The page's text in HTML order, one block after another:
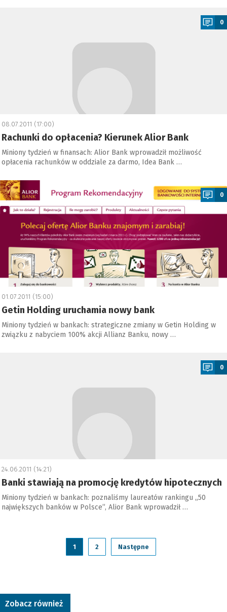
0
08.07.2011 (17:00)
Rachunki do opłacenia? Kierunek Alior Bank
Miniony tydzień w finansach: Alior Bank wprowadził możliwość
opłacenia rachunków w oddziale za darmo, Idea Bank …
0
01.07.2011 (15:00)
Getin Holding uruchamia nowy bank
Miniony tydzień w bankach: strategiczne zmiany w Getin Holding w
związku z nabyciem 100% akcji Allianz Banku, nowy …
0
24.06.2011 (14:21)
Banki stawiają na promocję kredytów hipotecznych
Miniony tydzień w bankach: poznaliśmy laureatów rankingu „50
największych banków w Polsce”, Alior Bank wprowadził …
1 2 Następne
Zobacz również